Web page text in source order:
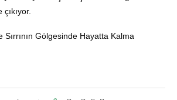
Sırrının Gölgesinde Hayatta Kalma